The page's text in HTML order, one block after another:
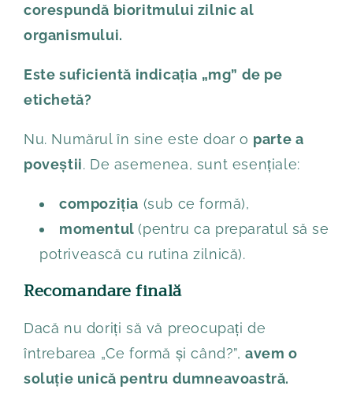
corespundă bioritmului zilnic al
organismului.
Este suficientă indicația „mg” de pe
etichetă?
Nu. Numărul în sine este doar o parte a
poveștii. De asemenea, sunt esențiale:
compoziția (sub ce formă),
momentul(pentru ca preparatul să se
potrivească cu rutina zilnică).
Recomandare finală
Dacă nu doriți să vă preocupați de
întrebarea „Ce formă și când?”,avem o
soluție unică pentru dumneavoastră.